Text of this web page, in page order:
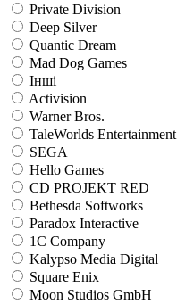
Private Division
Deep Silver
Quantic Dream
Mad Dog Games
Інші
Activision
Warner Bros.
TaleWorlds Entertainment
SEGA
Hello Games
CD PROJEKT RED
Bethesda Softworks
Paradox Interactive
1C Company
Kalypso Media Digital
Square Enix
Moon Studios GmbH